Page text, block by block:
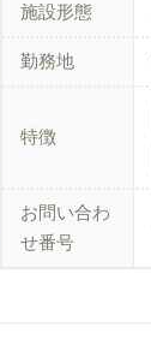
施設形態
勤務地
特徴
お問い合わ
せ番号